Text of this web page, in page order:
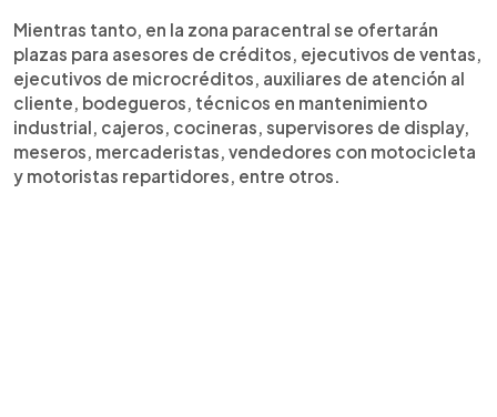
Mientras tanto, en la zona paracentral se ofertarán
plazas para asesores de créditos, ejecutivos de ventas,
ejecutivos de microcréditos, auxiliares de atención al
cliente, bodegueros, técnicos en mantenimiento
industrial, cajeros, cocineras, supervisores de display,
meseros, mercaderistas, vendedores con motocicleta
y motoristas repartidores, entre otros.